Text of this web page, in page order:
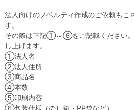
法人向けのノベルティ作成のご依頼もこ
す。
その際は下記①～⑥をご記載ください。
し上げます。
①法人名
②法人住所
③商品名
④本数
⑤印刷内容
⑥包装仕様（のし箱・PP袋など）